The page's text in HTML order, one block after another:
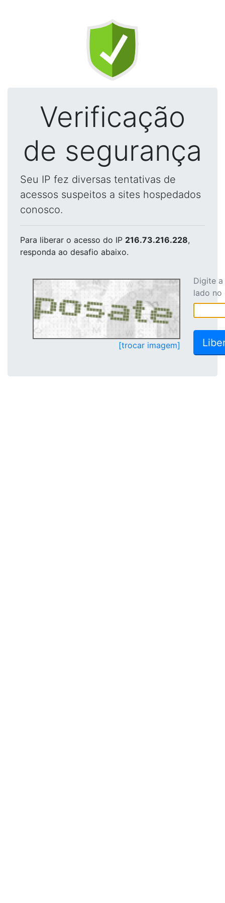
Verificação
de segurança
Seu IP fez diversas tentativas de
acessos suspeitos a sites hospedados
conosco.
Para liberar o acesso do IP 216.73.216.228,
responda ao desafio abaixo.
[trocar imagem]
Digite
lado no